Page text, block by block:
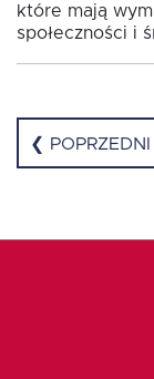
które mają
społeczności i
❮ POPRZEDNI